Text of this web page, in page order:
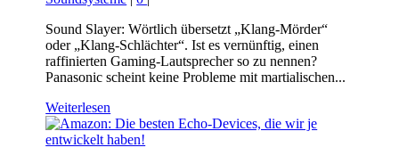
Sound Slayer: Wörtlich übersetzt „Klang-Mörder“
oder „Klang-Schlächter“. Ist es vernünftig, einen
raffinierten Gaming-Lautsprecher so zu nennen?
Panasonic scheint keine Probleme mit martialischen...
Weiterlesen